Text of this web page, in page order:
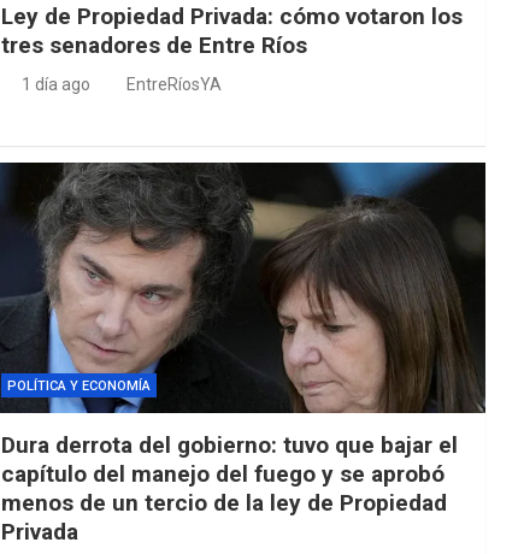
Ley de Propiedad Privada: cómo votaron los
tres senadores de Entre Ríos
1 día ago EntreRíosYA
POLÍTICA Y ECONOMÍA
Dura derrota del gobierno: tuvo que bajar el
capítulo del manejo del fuego y se aprobó
menos de un tercio de la ley de Propiedad
Privada